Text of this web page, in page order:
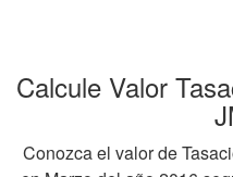
Calcule Valor
Conozca el valor de